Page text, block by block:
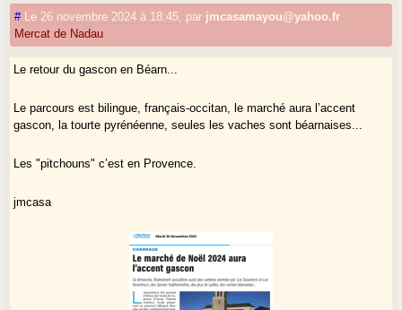
# Le 26 novembre 2024 à 18:45 par jmcasamayou@yahoo.fr
Mercat de Nadau
Le retour du gascon en Béarn...
Le parcours est bilingue, français-occitan, le marché aura l’accent
gascon, la tourte pyrénéenne, seules les vaches sont béarnaises...
Les "pitchouns" c’est en Provence.
jmcasa